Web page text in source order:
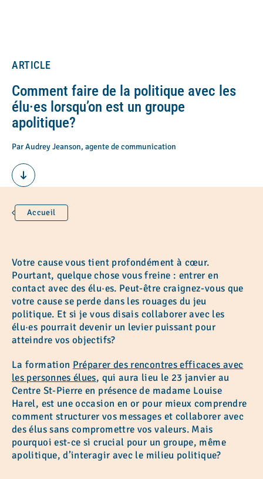
ARTICLE
Comment faire de la politique avec les
élu·es lorsqu’on est un groupe
apolitique?
Par Audrey Jeanson, agente de communication
Accueil
Votre cause vous tient profondément à cœur.
Pourtant, quelque chose vous freine : entrer en
contact avec des élu·es. Peut-être craignez-vous que
votre cause se perde dans les rouages du jeu
politique. Et si je vous disais collaborer avec les
élu·es pourrait devenir un levier puissant pour
atteindre vos objectifs?
La formation Préparer des rencontres efficaces avec
les personnes élues, qui aura lieu le 23 janvier au
Centre St-Pierre en présence de madame Louise
Harel, est une occasion en or pour mieux comprendre
comment structurer vos messages et collaborer avec
des élus sans compromettre vos valeurs. Mais
pourquoi est-ce si crucial pour un groupe, même
apolitique, d’interagir avec le milieu politique?